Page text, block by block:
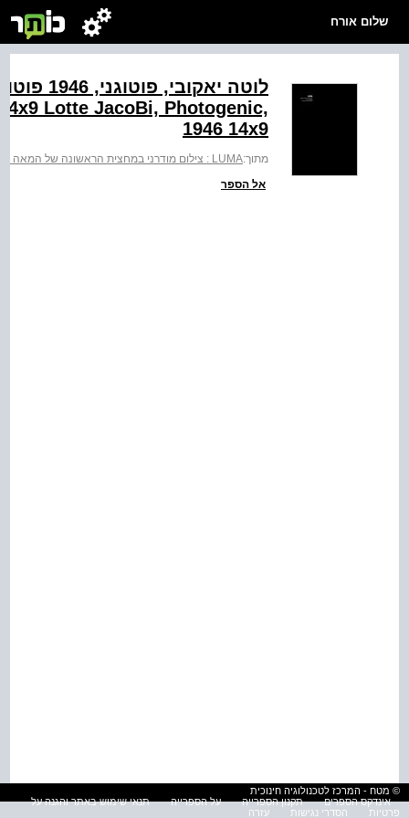
שלום אורח
לוטה
Lotte JacoBi, Photogenic,
1946 14x9‬
מתוך:LUMA : צילום מודרני במחצית הראשונה של המאה ה-20 : מאוסף מכון שפילמן לצילום
אל הספר
© מטח - המרכז לטכנולוגיה חינוכית
אינדקס הספרים
תקנון הספרייה על הספרייה
תנאי שימוש באתר והגנה על
פרטיות
הסדרי נגישות עזרה